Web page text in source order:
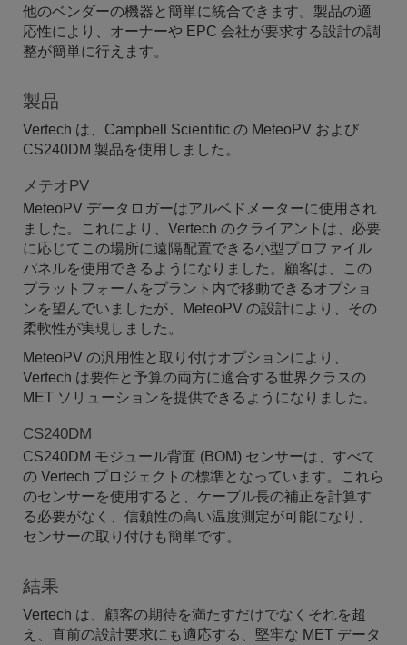
他のベンダーの機器と簡単に統合できます。製品の適
応性により、オーナーや EPC 会社が要求する設計の調
整が簡単に行えます。
製品
Vertech は、Campbell Scientific の MeteoPV および
CS240DM 製品を使用しました。
メテオPV
MeteoPV データロガーはアルベドメーターに使用され
ました。これにより、Vertech のクライアントは、必要
に応じてこの場所に遠隔配置できる小型プロファイル
パネルを使用できるようになりました。顧客は、この
プラットフォームをプラント内で移動できるオプショ
ンを望んでいましたが、MeteoPV の設計により、その
柔軟性が実現しました。
MeteoPV の汎用性と取り付けオプションにより、
Vertech は要件と予算の両方に適合する世界クラスの
MET ソリューションを提供できるようになりました。
CS240DM
CS240DM モジュール背面 (BOM) センサーは、すべて
の Vertech プロジェクトの標準となっています。これら
のセンサーを使用すると、ケーブル長の補正を計算す
る必要がなく、信頼性の高い温度測定が可能になり、
センサーの取り付けも簡単です。
結果
Vertech は、顧客の期待を満たすだけでなくそれを超
え、直前の設計要求にも適応する、堅牢な MET データ